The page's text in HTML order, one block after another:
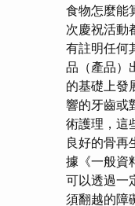
食物怎麼能
次慶祝活動
有註明任何
品（產品）
的基礎上發
響的牙齒或
術護理，這
良好的骨再
據《一般資
可以透過一
須翻越的障